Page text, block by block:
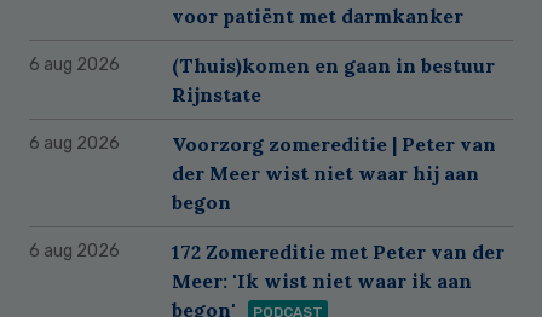
voor patiënt met darmkanker
6 aug 2026
(Thuis)komen en gaan in bestuur
Rijnstate
6 aug 2026
Voorzorg zomereditie | Peter van
der Meer wist niet waar hij aan
begon
6 aug 2026
172 Zomereditie met Peter van der
Meer: 'Ik wist niet waar ik aan
begon'
PODCAST